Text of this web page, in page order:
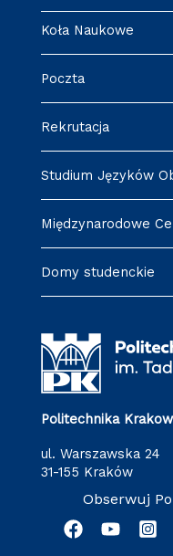
Koła Naukowe
Poczta
Rekrutacja
Studium Języków
Międzynarodowe
Domy studenckie
Politechnika
ul. Warszawska 24
31-155 Kraków
Obserwuj